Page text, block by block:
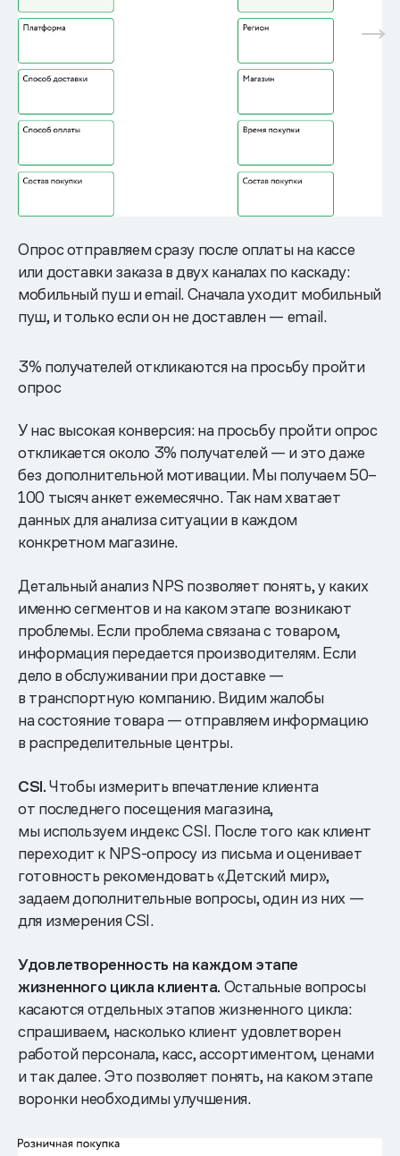
Опрос отправляем сразу после оплаты на кассе
или доставки заказа в двух каналах по каскаду:
мобильный пуш и email. Сначала уходит мобильный
пуш, и только если он не доставлен — email.
3% получателей откликаются на просьбу пройти
опрос
У нас высокая конверсия: на просьбу пройти опрос
откликается около 3% получателей — и это даже
без дополнительной мотивации. Мы получаем 50–
100 тысяч анкет ежемесячно. Так нам хватает
данных для анализа ситуации в каждом
конкретном магазине.
Детальный анализ NPS позволяет понять, у каких
именно сегментов и на каком этапе возникают
проблемы. Если проблема связана с товаром,
информация передается производителям. Если
дело в обслуживании при доставке —
в транспортную компанию. Видим жалобы
на состояние товара — отправляем информацию
в распределительные центры.
CSI.Чтобы измерить впечатление клиента
от последнего посещения магазина,
мы используем индекс CSI. После того как клиент
переходит к NPS-опросу из письма и оценивает
готовность рекомендовать «Детский мир»,
задаем дополнительные вопросы, один из них —
для измерения CSI.
Удовлетворенность на каждом этапе
жизненного цикла клиента. Остальные вопросы
касаются отдельных этапов жизненного цикла:
спрашиваем, насколько клиент удовлетворен
работой персонала, касс, ассортиментом, ценами
и так далее. Это позволяет понять, на каком этапе
воронки необходимы улучшения.